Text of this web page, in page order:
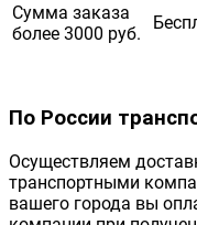
Сумма заказа
более 3000 руб.
По России
Осуществляем
транспортными
вашего города вы